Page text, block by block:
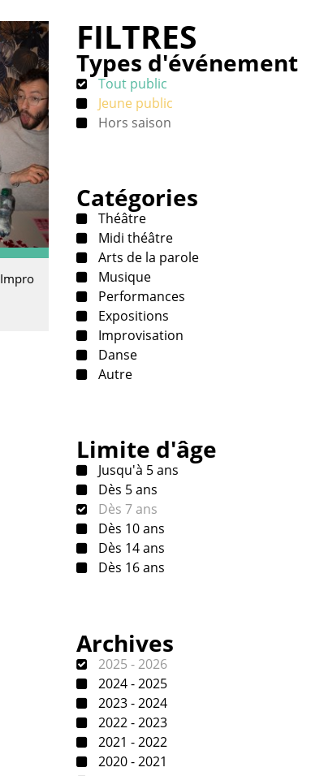
Impro
FILTRES
Types d'événement
Tout public
Jeune public
Hors saison
Catégories
Théâtre
Midi théâtre
Arts de la parole
Musique
Performances
Expositions
Improvisation
Danse
Autre
Limite d'âge
Jusqu'à 5 ans
Dès 5 ans
Dès 7 ans
Dès 10 ans
Dès 14 ans
Dès 16 ans
Archives
2025 - 2026
2024 - 2025
2023 - 2024
2022 - 2023
2021 - 2022
2020 - 2021